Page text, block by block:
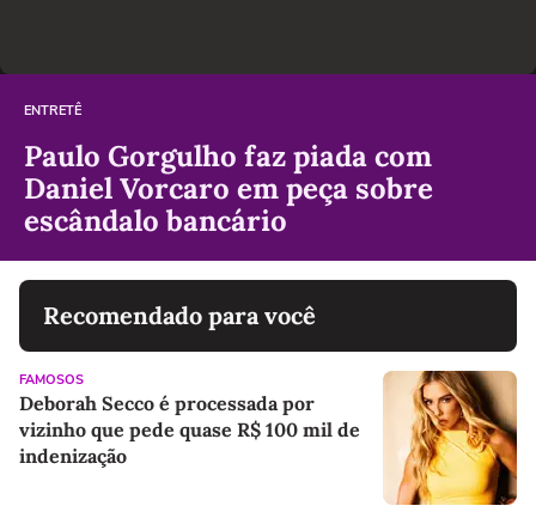
ENTRETÊ
Paulo Gorgulho faz piada com
Daniel Vorcaro em peça sobre
escândalo bancário
Recomendado para você
FAMOSOS
Deborah Secco é processada por
vizinho que pede quase R$ 100 mil de
indenização